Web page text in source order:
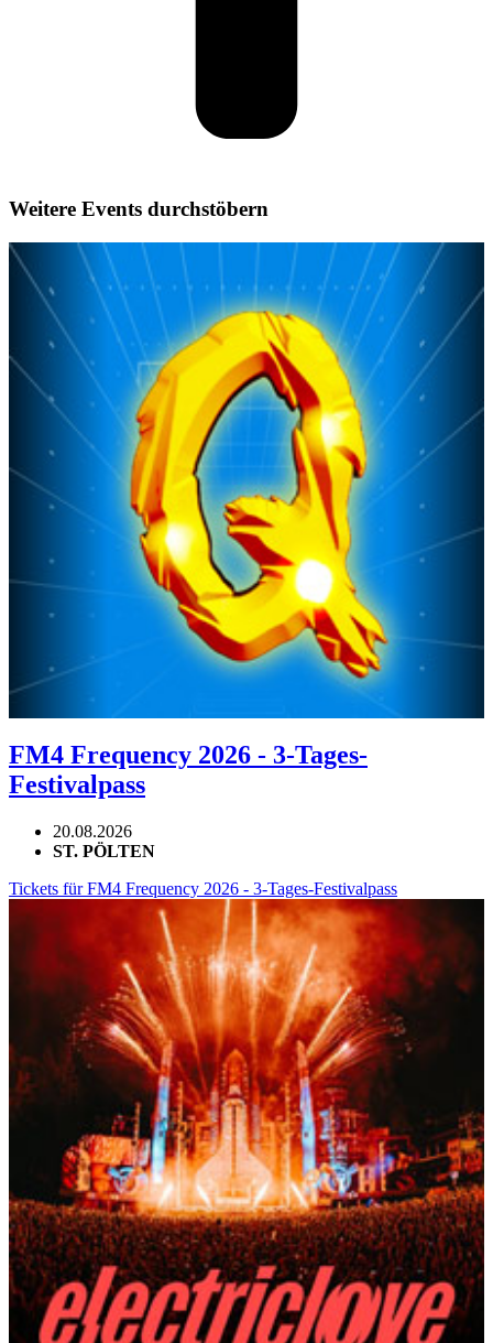
Weitere Events durchstöbern
FM4 Frequency 2026 - 3-Tages-
Festivalpass
20.08.2026
ST. PÖLTEN
Tickets für FM4 Frequency 2026 - 3-Tages-Festivalpass